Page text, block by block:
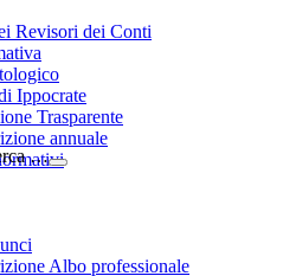
…
Revisori dei Conti
Ippocrate
Trasparente
annuale
Albo professionale